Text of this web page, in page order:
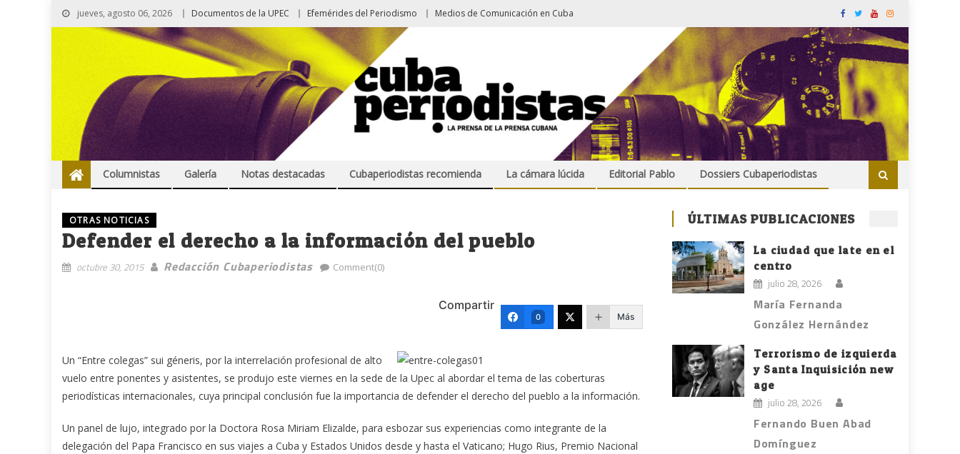
jueves, agosto 06, 2026 Documentos de la UPEC Efemérides del Periodismo Medios de Comunicación en Cuba
Columnistas Galería Notas destacadas Cubaperiodistas recomienda La cámara lúcida Editorial Pablo Dossiers Cubaperiodistas
OTRAS NOTICIAS
Defender el derecho a la información del pueblo
octubre 30, 2015 Redacción Cubaperiodistas Comment(0)
Compartir
0 Más
Un “Entre colegas” sui géneris, por la interrelación profesional de alto
vuelo entre ponentes y asistentes, se produjo este viernes en la sede de la Upec al abordar el tema de las coberturas
periodísticas internacionales, cuya principal conclusión fue la importancia de defender el derecho del pueblo a la información.
Un panel de lujo, integrado por la Doctora Rosa Miriam Elizalde, para esbozar sus experiencias como integrante de la
delegación del Papa Francisco en sus viajes a Cuba y Estados Unidos desde y hasta el Vaticano; Hugo Rius, Premio Nacional
ÚLTIMAS PUBLICACIONES
La ciudad que late en el
centro
julio 28, 2026
María Fernanda
González Hernández
Terrorismo de izquierda
y Santa Inquisición new
age
julio 28, 2026
Fernando Buen Abad
Domínguez